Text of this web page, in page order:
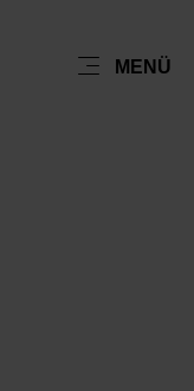
MENÜ